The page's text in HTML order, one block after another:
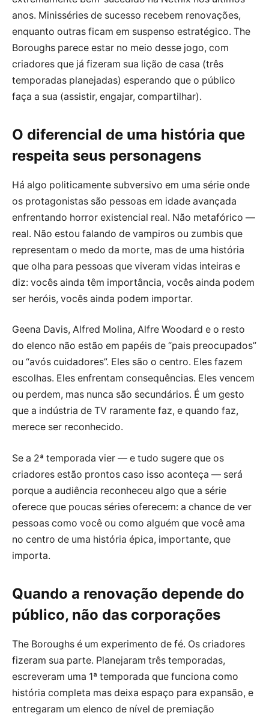
anos. Minisséries de sucesso recebem renovações,
enquanto outras ficam em suspenso estratégico. The
Boroughs parece estar no meio desse jogo, com
criadores que já fizeram sua lição de casa (três
temporadas planejadas) esperando que o público
faça a sua (assistir, engajar, compartilhar).
O diferencial de uma história que
respeita seus personagens
Há algo politicamente subversivo em uma série onde
os protagonistas são pessoas em idade avançada
enfrentando horror existencial real. Não metafórico —
real. Não estou falando de vampiros ou zumbis que
representam o medo da morte, mas de uma história
que olha para pessoas que viveram vidas inteiras e
diz: vocês ainda têm importância, vocês ainda podem
ser heróis, vocês ainda podem importar.
Geena Davis, Alfred Molina, Alfre Woodard e o resto
do elenco não estão em papéis de “pais preocupados”
ou “avós cuidadores”. Eles são o centro. Eles fazem
escolhas. Eles enfrentam consequências. Eles vencem
ou perdem, mas nunca são secundários. É um gesto
que a indústria de TV raramente faz, e quando faz,
merece ser reconhecido.
Se a 2ª temporada vier — e tudo sugere que os
criadores estão prontos caso isso aconteça — será
porque a audiência reconheceu algo que a série
oferece que poucas séries oferecem: a chance de ver
pessoas como você ou como alguém que você ama
no centro de uma história épica, importante, que
importa.
Quando a renovação depende do
público, não das corporações
The Boroughs é um experimento de fé. Os criadores
fizeram sua parte. Planejaram três temporadas,
escreveram uma 1ª temporada que funciona como
história completa mas deixa espaço para expansão, e
entregaram um elenco de nível de premiação